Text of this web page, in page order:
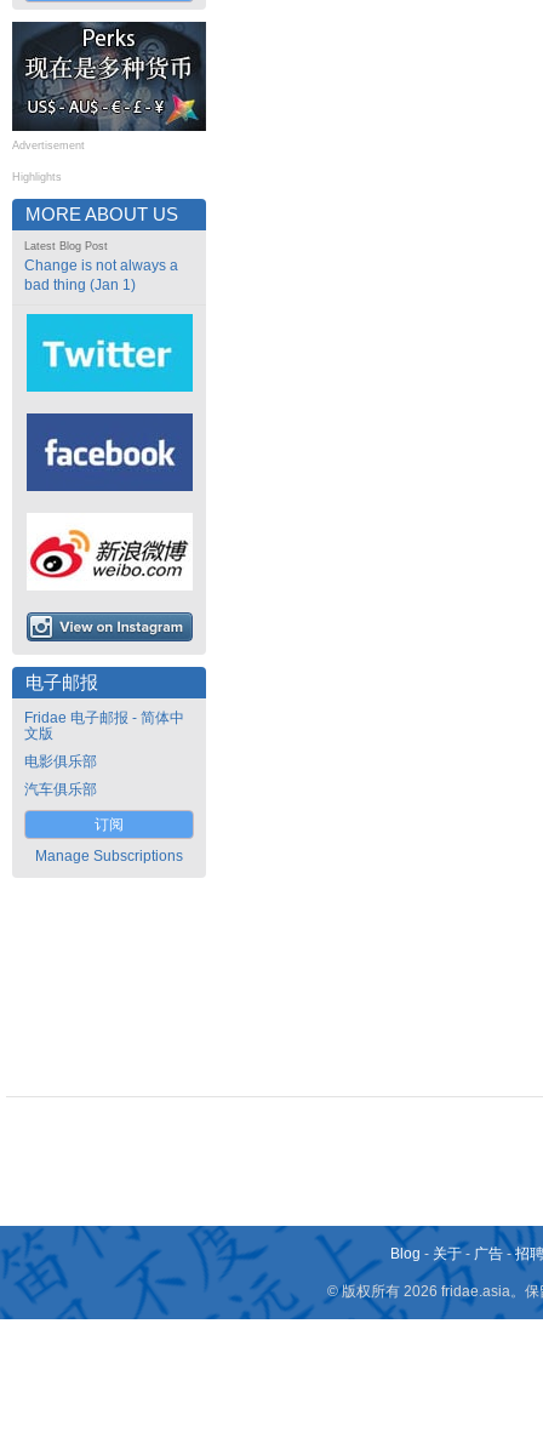
Advertisement
Highlights
MORE ABOUT US
Latest Blog Post
Change is not always a
bad thing (Jan 1)
电子邮报
Fridae 电子邮报 - 简体中
文版
电影俱乐部
汽车俱乐部
订阅
Manage Subscriptions
Blog - 关于 - 广告 -招
© 版权所有 2026 fridae.asia。